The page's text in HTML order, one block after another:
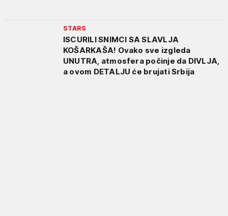
STARS
ISCURILI SNIMCI SA SLAVLJA
KOŠARKAŠA! Ovako sve izgleda
UNUTRA, atmosfera počinje da DIVLJA,
a ovom DETALJU će brujati Srbija